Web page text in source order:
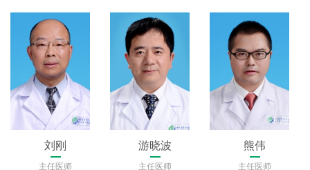
刘刚
主任医师
游晓波
主任医师
熊伟
主任医师